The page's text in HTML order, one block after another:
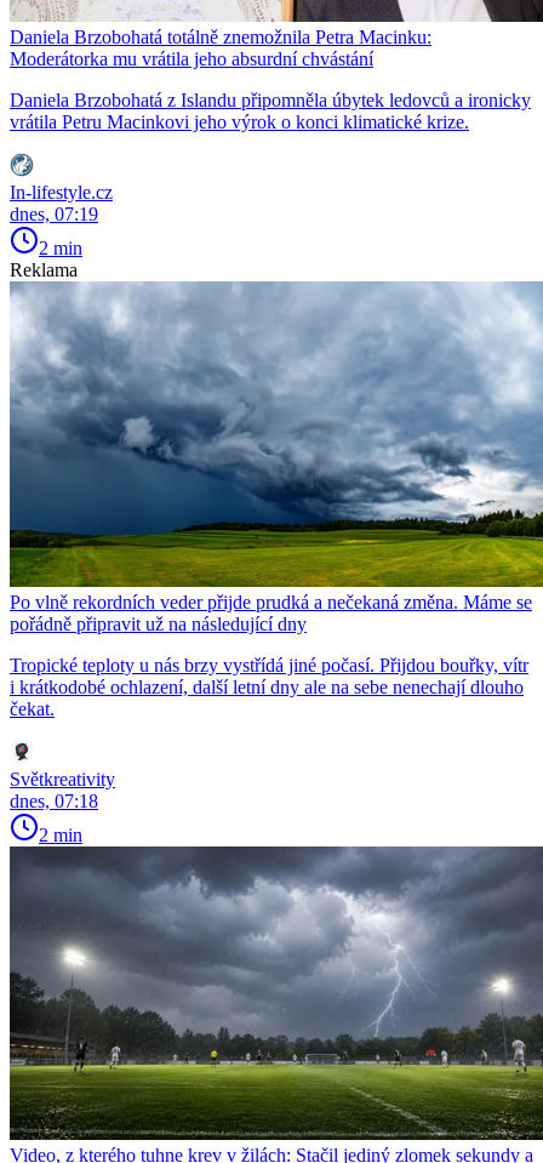
Daniela Brzobohatá totálně znemožnila Petra Macinku:
Moderátorka mu vrátila jeho absurdní chvástání
Daniela Brzobohatá z Islandu připomněla úbytek ledovců a ironicky
vrátila Petru Macinkovi jeho výrok o konci klimatické krize.
In-lifestyle.cz
dnes, 07:19
2 min
Reklama
Po vlně rekordních veder přijde prudká a nečekaná změna. Máme se
pořádně připravit už na následující dny
Tropické teploty u nás brzy vystřídá jiné počasí. Přijdou bouřky, vítr
i krátkodobé ochlazení, další letní dny ale na sebe nenechají dlouho
čekat.
Světkreativity
dnes, 07:18
2 min
Video, z kterého tuhne krev v žilách: Stačil jediný zlomek sekundy a